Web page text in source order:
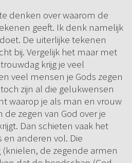
denken over waarom de
geeft. Ik denk namelijk
De uiterlijke tekenen
bij. Vergelijk het maar met
krijg je veel
veel mensen je Gods zegen
zijn al die gelukwensen
waarop je als man en vrouw
zegen van God over je
Dan schieten vaak het
anderen vol. Die
de zegende armen